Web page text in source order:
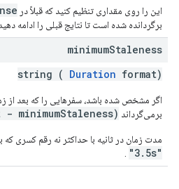
این را روی مقداری تنظیم کنید که قبلاً در
برگردانده شده است تا نتایج قبلی را ادامه
minimumStaleness
string ( Duration format)
اگر مشخص شده باشد، سفرهایی را که بعد از
برمی‌گرداند (current - minimumStaleness)
مدت زمان در ثانیه با حداکثر نه رقم کسری که
"3.5s"